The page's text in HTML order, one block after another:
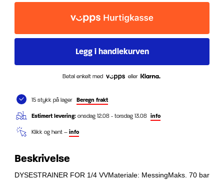
Betal enkelt med eller
15 stykk på lager Beregn frakt
Estimert levering: onsdag 12.08 - torsdag 13.08 info
Klikk og hent – info
Beskrivelse
DYSESTRAINER FOR 1/4 VVMateriale: MessingMaks. 70 bar